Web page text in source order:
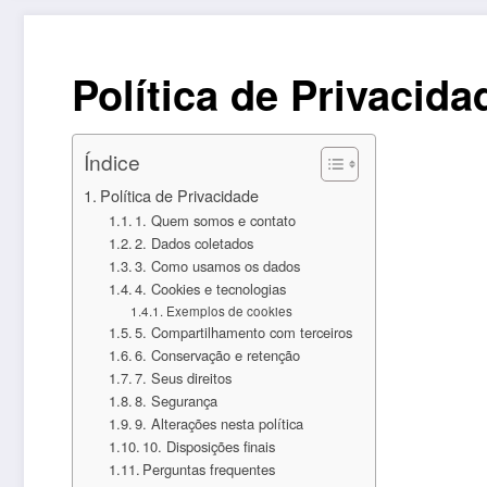
Política de
Índice
Política de Privacidade
1. Quem somos e contato
2. Dados coletados
3. Como usamos os dados
4. Cookies e tecnologias
Exemplos de cookies
5. Compartilhamento com terceiros
6. Conservação e retenção
7. Seus direitos
8. Segurança
9. Alterações nesta política
10. Disposições finais
Perguntas frequentes